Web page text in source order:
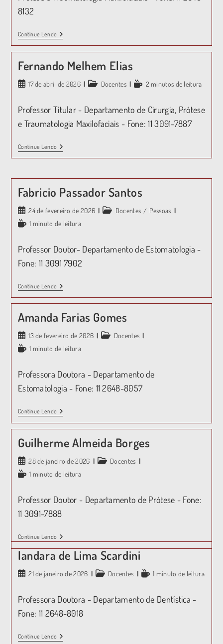
8132
Continue Lendo
Fernando Melhem Elias
17 de abril de 2026 Docentes 2 minutos de leitura
Professor Titular - Departamento de Cirurgia, Prótese
e Traumatologia Maxilofaciais - Fone: 11 3091-7887
Continue Lendo
Fabricio Passador Santos
24 de fevereiro de 2026 Docentes / Pessoas
1 minuto de leitura
Professor Doutor- Departamento de Estomatologia -
Fone: 11 3091 7902
Continue Lendo
Amanda Farias Gomes
13 de fevereiro de 2026
Docentes
1 minuto de leitura
Professora Doutora - Departamento de
Estomatologia - Fone: 11 2648-8057
Continue Lendo
Guilherme Almeida Borges
28 de janeiro de 2026
Docentes
1 minuto de leitura
Professor Doutor - Departamento de Prótese - Fone:
11 3091-7888
Continue Lendo
Iandara de Lima Scardini
21 de janeiro de 2026 Docentes 1 minuto de leitura
Professora Doutora - Departamento de Dentística -
Fone: 11 2648-8018
Continue Lendo